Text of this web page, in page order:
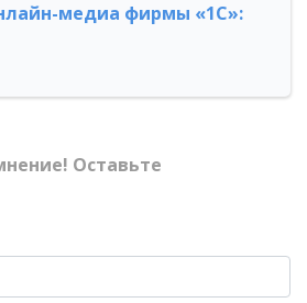
медиа фирмы «1С»:
Оставьте